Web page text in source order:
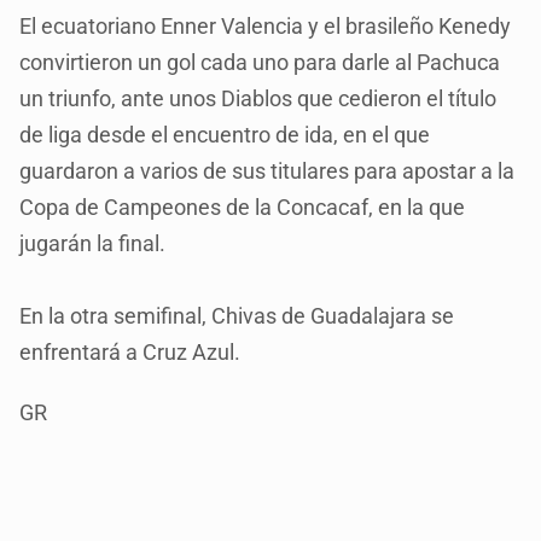
El ecuatoriano Enner Valencia y el brasileño Kenedy
convirtieron un gol cada uno para darle al Pachuca
un triunfo, ante unos Diablos que cedieron el título
de liga desde el encuentro de ida, en el que
guardaron a varios de sus titulares para apostar a la
Copa de Campeones de la Concacaf, en la que
jugarán la final.
En la otra semifinal, Chivas de Guadalajara se
enfrentará a Cruz Azul.
GR